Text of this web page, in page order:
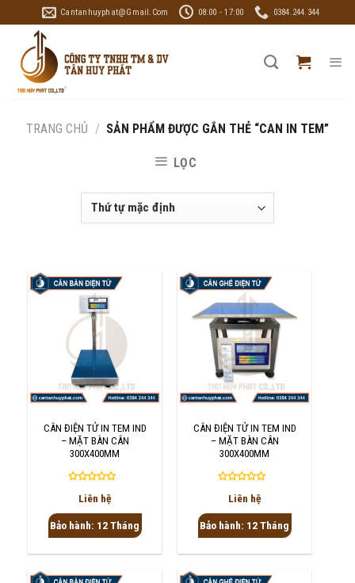
to
content
Cantanhuyphat@gmail.com 08:00 - 17:00 0384.244.344
TRANG CHỦ / SẢN PHẨM ĐƯỢC GẮN THẺ “CAN IN TEM”
LỌC
CÂN ĐIỆN TỬ IN TEM IND
– MẶT BÀN CÂN
300X400MM
Được
hạng
0
sao
Liên hệ
Bảo hành: 12 Tháng
CÂN ĐIỆN TỬ IN TEM IND
– MẶT BÀN CÂN
300X400MM
Được
hạng
0
sao
Liên hệ
Bảo hành: 12 Tháng